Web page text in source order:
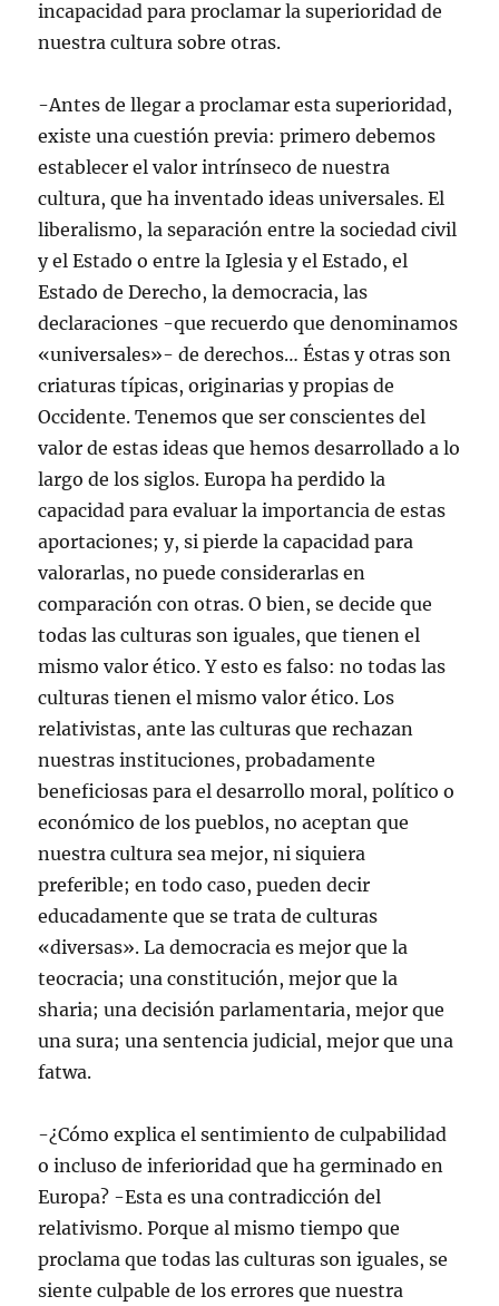
incapacidad para proclamar la superioridad de
nuestra cultura sobre otras.
-Antes de llegar a proclamar esta superioridad,
existe una cuestión previa: primero debemos
establecer el valor intrínseco de nuestra
cultura, que ha inventado ideas universales. El
liberalismo, la separación entre la sociedad civil
y el Estado o entre la Iglesia y el Estado, el
Estado de Derecho, la democracia, las
declaraciones -que recuerdo que denominamos
«universales»- de derechos… Éstas y otras son
criaturas típicas, originarias y propias de
Occidente. Tenemos que ser conscientes del
valor de estas ideas que hemos desarrollado a lo
largo de los siglos. Europa ha perdido la
capacidad para evaluar la importancia de estas
aportaciones; y, si pierde la capacidad para
valorarlas, no puede considerarlas en
comparación con otras. O bien, se decide que
todas las culturas son iguales, que tienen el
mismo valor ético. Y esto es falso: no todas las
culturas tienen el mismo valor ético. Los
relativistas, ante las culturas que rechazan
nuestras instituciones, probadamente
beneficiosas para el desarrollo moral, político o
económico de los pueblos, no aceptan que
nuestra cultura sea mejor, ni siquiera
preferible; en todo caso, pueden decir
educadamente que se trata de culturas
«diversas». La democracia es mejor que la
teocracia; una constitución, mejor que la
sharia; una decisión parlamentaria, mejor que
una sura; una sentencia judicial, mejor que una
fatwa.
-¿Cómo explica el sentimiento de culpabilidad
o incluso de inferioridad que ha germinado en
Europa? -Esta es una contradicción del
relativismo. Porque al mismo tiempo que
proclama que todas las culturas son iguales, se
siente culpable de los errores que nuestra